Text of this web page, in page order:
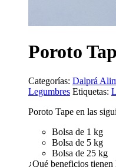
Poroto
Categorías: Dalprá
Legumbres Etiquetas:
Poroto Tape en las
Bolsa de 1 kg
Bolsa de 5 kg
Bolsa de 25 kg
¿Qué beneficios tienen